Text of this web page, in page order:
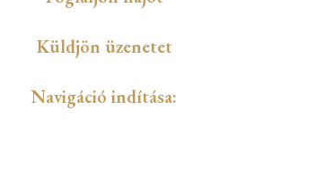
Küldjön üzenetet
Navigáció indítása: